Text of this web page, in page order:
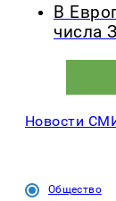
В
числа
Новости
Общество